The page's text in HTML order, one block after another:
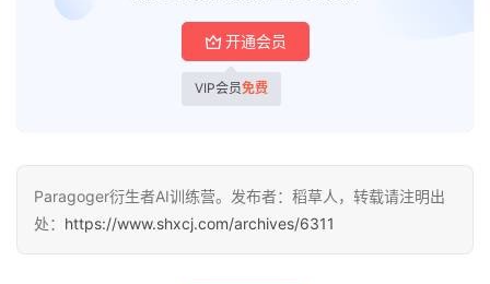
梦
开通会员
VIP会员免费
Paragoger衍生者AI训练营。发布者：稻草人，转载请注明出
处： https://www.shxcj.com/archives/6311